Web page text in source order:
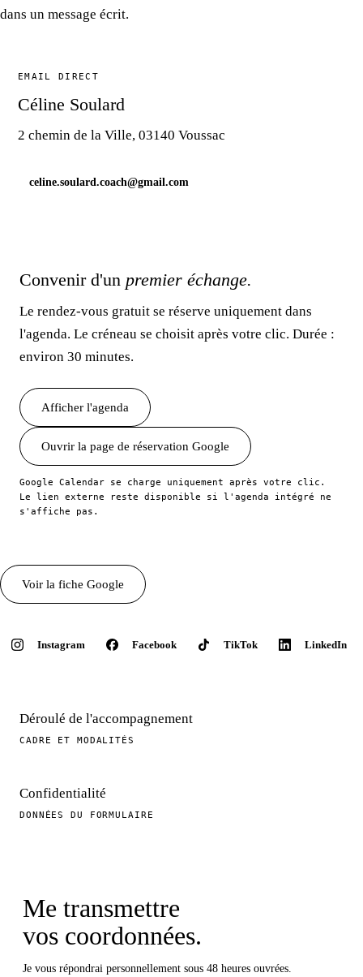
dans un message écrit.
EMAIL DIRECT
Céline Soulard
2 chemin de la Ville, 03140 Voussac
celine.soulard.coach@gmail.com
Convenir d'un premier échange.
Le rendez-vous gratuit se réserve uniquement dans
l'agenda. Le créneau se choisit après votre clic. Durée :
environ 30 minutes.
Afficher l'agenda
Ouvrir la page de réservation Google
Google Calendar se charge uniquement après votre clic.
Le lien externe reste disponible si l'agenda intégré ne
s'affiche pas.
Voir la fiche Google
Instagram Facebook TikTok LinkedIn
Déroulé de l'accompagnement
CADRE ET MODALITÉS
Confidentialité
DONNÉESDU FORMULAIRE
Me transmettre
vos coordonnées.
Je vous répondrai personnellement sous 48 heures ouvrées.